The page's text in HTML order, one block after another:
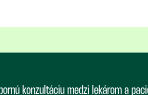
konzultáciu medzi lekárom a